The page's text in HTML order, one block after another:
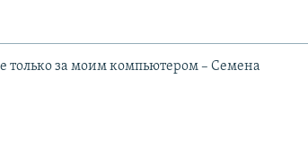
только за моим компьютером – Семена